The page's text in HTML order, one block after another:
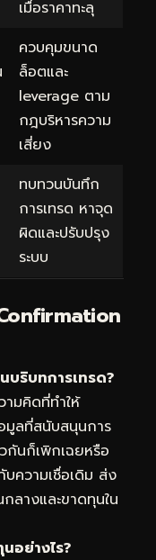
เมื่อราคาทะลุ
ควบคุมขนาด
ล็อตและ
leverage ตาม
กฎบริหารความ
เสี่ยง
ทบทวนบันทึก
การเทรด หาจุด
ผิดและปรับปรุง
ระบบ
บริบทการเทรด?
มคิดที่ทำให้
มูลที่สนับสนุนการ
กันก็เพิกเฉยหรือ
ความเชื่อเดิม ส่ง
ลางและขาดทุนใน
อย่างไร?